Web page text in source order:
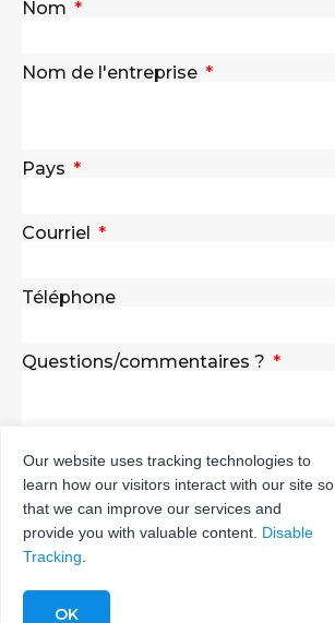
Nom
Nom de l'entreprise
Pays
Courriel
Téléphone
Questions/commentaires ?
ENVOYER
Our website uses tracking technologies to
learn how our visitors interact with our site so
that we can improve our services and
provide you with valuable content. Disable
Tracking